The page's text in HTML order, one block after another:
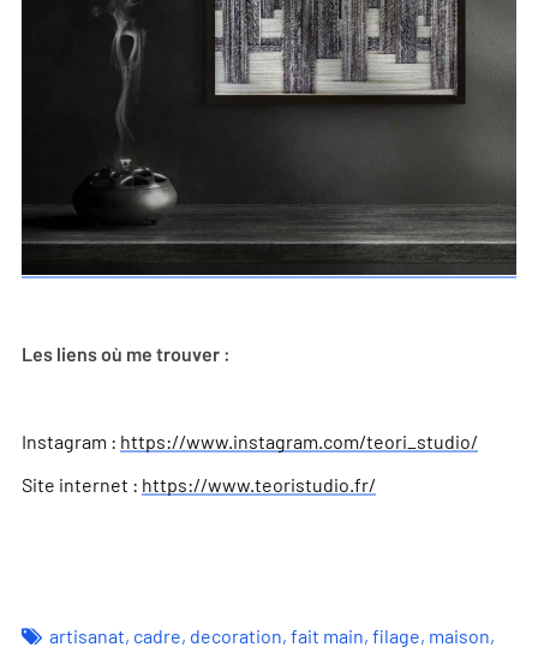
Les liens où me trouver :
Instagram : https://www.instagram.com/teori_studio/
Site internet : https://www.teoristudio.fr/
artisanat, cadre, decoration,fait main,filage, maison,